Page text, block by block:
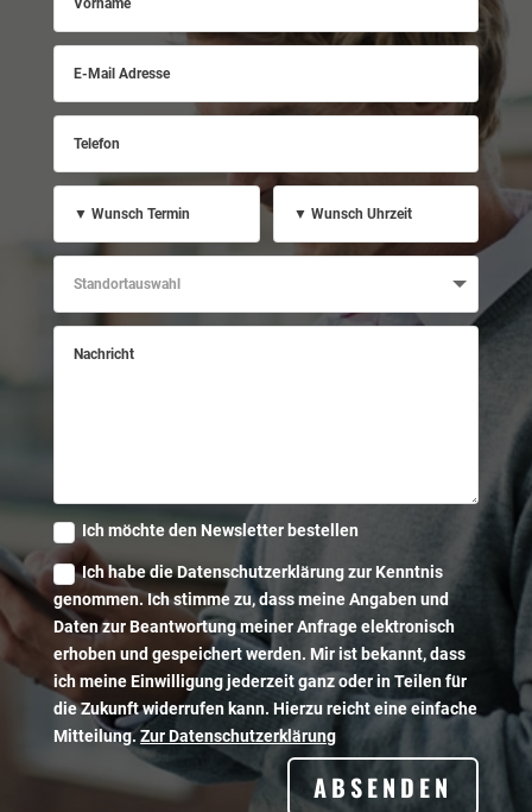
E-
Mail
Adresse
Telefon
▼
Wunsch
Termin
▼
Wunsch
Uhrzeit
Standortauswahl
Nachricht
Ich möchte den Newsletter bestellen
Ich habe die Datenschutzerklärung zur Kenntnis
genommen. Ich stimme zu, dass meine Angaben und
Daten zur Beantwortung meiner Anfrage elektronisch
erhoben und gespeichert werden. Mir ist bekannt, dass
ich meine Einwilligung jederzeit ganz oder in Teilen für
die Zukunft widerrufen kann. Hierzu reicht eine einfache
Mitteilung.Zur Datenschutzerklärung
ABSENDEN